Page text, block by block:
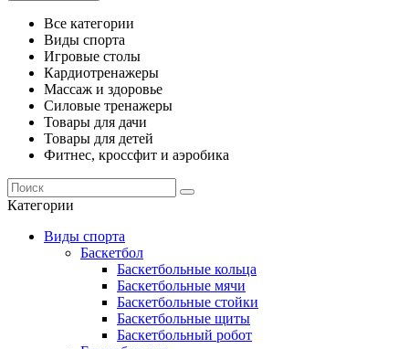
Все категории
Виды спорта
Игровые столы
Кардиотренажеры
Массаж и здоровье
Силовые тренажеры
Товары для дачи
Товары для детей
Фитнес, кроссфит и аэробика
Категории
Виды спорта
Баскетбол
Баскетбольные кольца
Баскетбольные мячи
Баскетбольные стойки
Баскетбольные щиты
Баскетбольный робот